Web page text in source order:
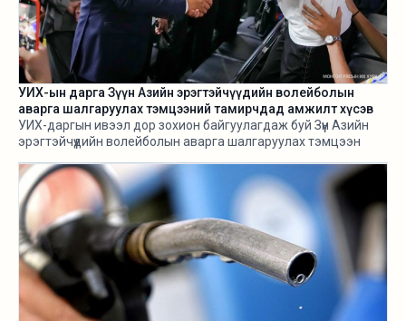
УИХ-ын дарга Зүүн Азийн эрэгтэйчүүдийн волейболын
аварга шалгаруулах тэмцээний тамирчдад амжилт хүсэв
УИХ-даргын ивээл дор зохион байгуулагдаж буй Зүүн Азийн
эрэгтэйчүүдийн волейболын аварга шалгаруулах тэмцээн